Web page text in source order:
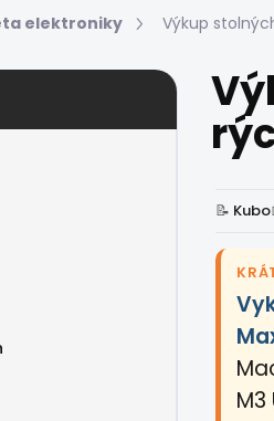
elektroniky Výkup
📝 Kubo